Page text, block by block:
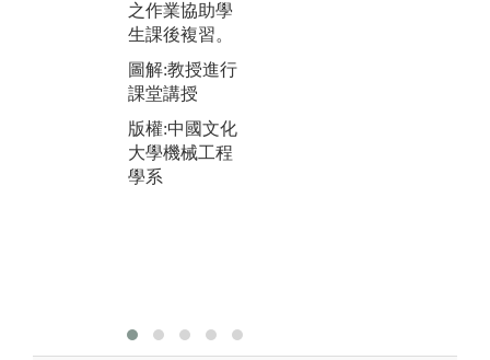
之作業協助學
生課後複習。
圖解:教授進行
課堂講授
版權:中國文化
大學機械工程
學系